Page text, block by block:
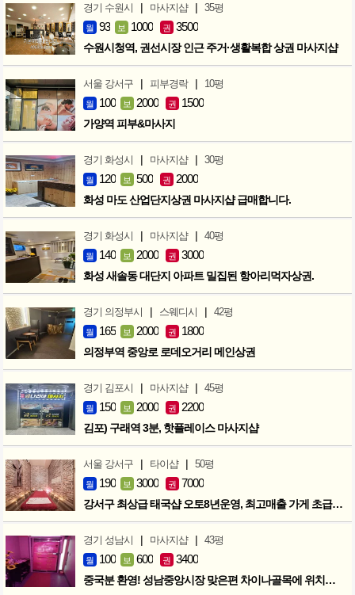
경기 수원시 | 마사지샵 | 35평
월 93 보 1000 권 3500
수원시청역, 권선시장 인근 주거·생활복합 상권 마사지샵
서울 강서구 | 피부경락 | 10평
월 100 보 2000 권 1500
가양역 피부&마사지
경기 화성시 | 마사지샵 | 30평
월 120 보 500 권 2000
화성 마도 산업단지상권 마사지샵 급매합니다.
경기 화성시 | 마사지샵 | 40평
월 140 보 2000 권 3000
화성 새솔동 대단지 아파트 밀집된 항아리먹자상권.
경기 의정부시 | 스웨디시 | 42평
월 165 보 2000 권 1800
의정부역 중앙로 로데오거리 메인상권
경기 김포시 | 마사지샵 | 45평
월 150 보 2000 권 2200
김포) 구래역 3분, 핫플레이스 마사지샵
서울 강서구 | 타이샵 | 50평
월 190 보 3000 권 7000
강서구 최상급 태국샵 오토8년운영, 최고매출 가게 초급매!!!
경기 성남시 | 마사지샵 | 43평
월 100 보 600 권 3400
중국분 환영! 성남중앙시장 맞은편 차이나골목에 위치한 마사지샵